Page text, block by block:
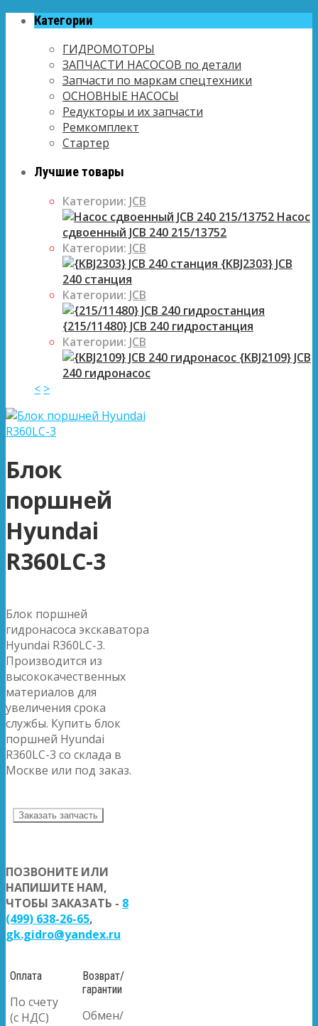
Категории
ГИДРОМОТОРЫ
ЗАПЧАСТИ НАСОСОВ по детали
Запчасти по маркам спецтехники
ОСНОВНЫЕ НАСОСЫ
Редукторы и их запчасти
Ремкомплект
Стартер
Лучшие товары
Категории: JCB
Насос
сдвоенный JCB 240 215/13752
Категории: JCB
{KBJ2303} JCB
240 станция
Категории: JCB
{215/11480} JCB 240 гидростанция
Категории: JCB
{KBJ2109} JCB
240 гидронасос
< >
Блок
поршней
Hyundai
R360LC-3
Блок поршней
гидронасоса экскаватора
Hyundai R360LC-3.
Производится из
высококачественных
материалов для
увеличения срока
службы. Купить блок
поршней Hyundai
R360LC-3 со склада в
Москве или под заказ.
Заказать запчасть
ПОЗВОНИТЕ ИЛИ
НАПИШИТЕ НАМ,
ЧТОБЫ ЗАКАЗАТЬ - 8
(499) 638-26-65,
gk.gidro@yandex.ru
Оплата
По счету
(с НДС)
Возврат/
гарантии
Обмен/